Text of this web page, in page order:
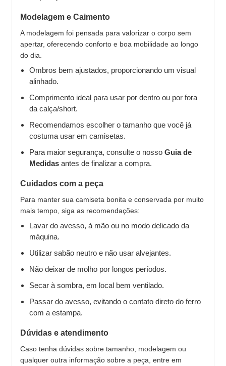
Modelagem e Caimento
A modelagem foi pensada para valorizar o corpo sem
apertar, oferecendo conforto e boa mobilidade ao longo
do dia.
Ombros bem ajustados, proporcionando um visual
alinhado.
Comprimento ideal para usar por dentro ou por fora
da calça/short.
Recomendamos escolher o tamanho que você já
costuma usar em camisetas.
Para maior segurança, consulte o nosso Guia de
Medidas antes de finalizar a compra.
Cuidados com a peça
Para manter sua camiseta bonita e conservada por muito
mais tempo, siga as recomendações:
Lavar do avesso, à mão ou no modo delicado da
máquina.
Utilizar sabão neutro e não usar alvejantes.
Não deixar de molho por longos períodos.
Secar à sombra, em local bem ventilado.
Passar do avesso, evitando o contato direto do ferro
com a estampa.
Dúvidas e atendimento
Caso tenha dúvidas sobre tamanho, modelagem ou
qualquer outra informação sobre a peça, entre em